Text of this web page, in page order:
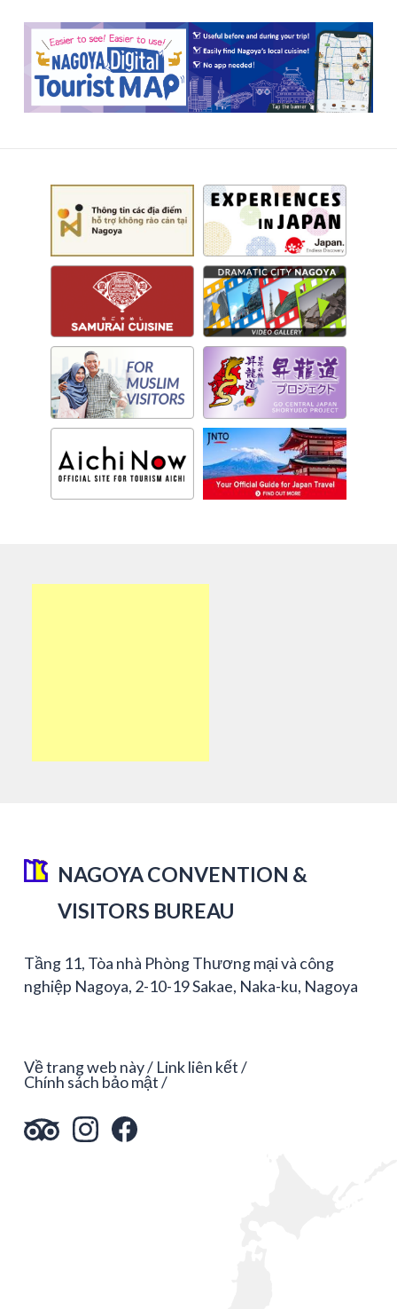
NAGOYA CONVENTION &
VISITORS BUREAU
Tầng 11, Tòa nhà Phòng Thương mại và công
nghiệp Nagoya, 2-10-19 Sakae, Naka-ku, Nagoya
Về trang web này Link liên kết
Chính sách bảo mật